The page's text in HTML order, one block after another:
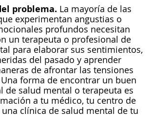
problema. La mayoría de las
experimentan angustias o
profundos necesitan
un terapeuta o profesional de
para elaborar sus sentimientos,
del pasado y aprender
de afrontar las tensiones
forma de encontrar un buen
de salud mental o terapeuta es
a tu médico, tu centro de
clínica de salud mental de tu